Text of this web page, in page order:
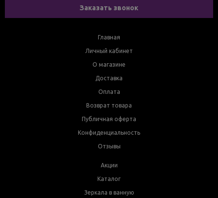
Заказать звонок
Главная
Личный кабинет
О магазине
Доставка
Оплата
Возврат товара
Публичная оферта
Конфиденциальность
Отзывы
Акции
Каталог
Зеркала в ванную